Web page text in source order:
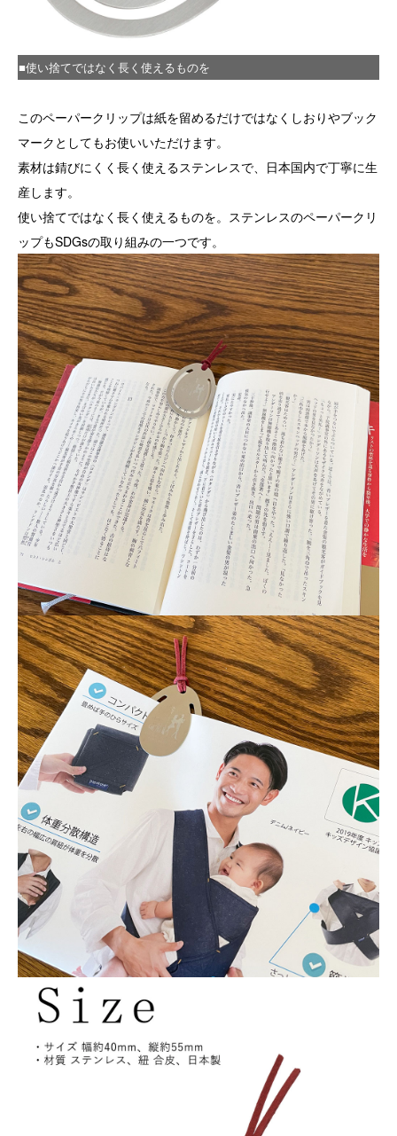
■使い捨てではなく長く使えるものを
このペーパークリップは紙を留めるだけではなくしおりやブック
マークとしてもお使いいただけます。
素材は錆びにくく長く使えるステンレスで、日本国内で丁寧に生
産します。
使い捨てではなく長く使えるものを。ステンレスのペーパークリ
ップもSDGsの取り組みの一つです。